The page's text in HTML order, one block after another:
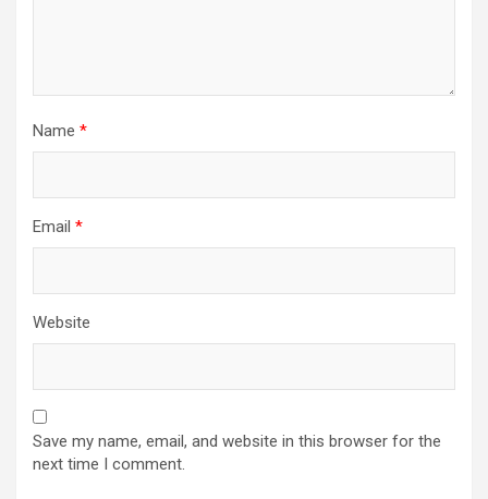
Name *
Email *
Website
Save my name, email, and website in this browser for the
next time I comment.